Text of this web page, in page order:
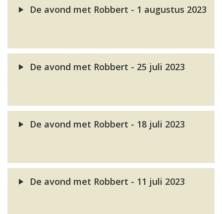
De avond met Robbert - 1 augustus 2023
De avond met Robbert - 25 juli 2023
De avond met Robbert - 18 juli 2023
De avond met Robbert - 11 juli 2023